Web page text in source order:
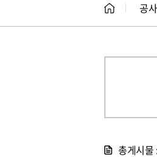
공
총게시